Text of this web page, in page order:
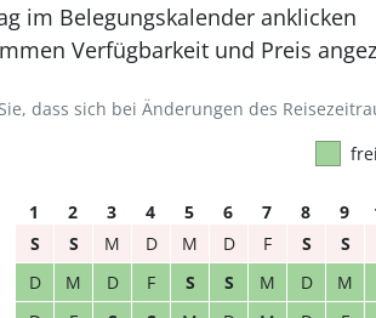
im Belegungskalender anklicken
Verfügbarkeit und Preis
dass sich bei Änderungen des
frei
1 2 3 4 5 6 7 8 9
S S M D M D F S S
D M D F S S M D M